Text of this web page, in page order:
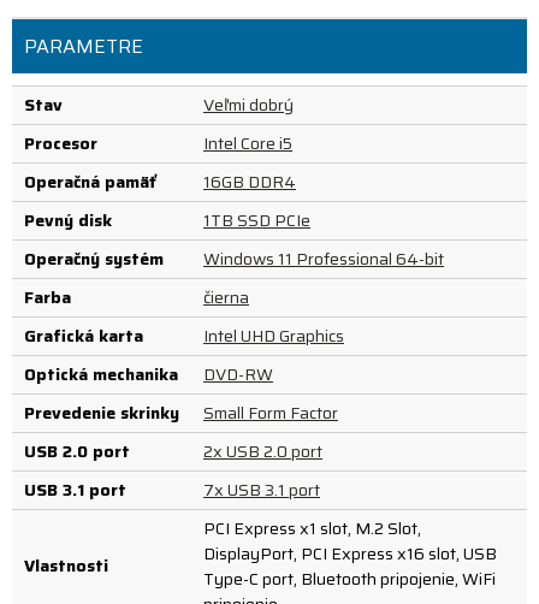
PARAMETRE
Stav
Veľmi dobrý
Procesor
Intel Core i5
Operačná pamäť
16GB DDR4
Pevný disk
1TB SSD PCIe
Operačný systém
Windows 11 Professional 64-bit
Farba
čierna
Grafická karta
Intel UHD Graphics
Optická mechanika
DVD-RW
Prevedenie skrinky
Small Form Factor
USB 2.0 port
2x USB 2.0 port
USB 3.1 port
7x USB 3.1 port
Vlastnosti
PCI Express x1 slot, M.2 Slot,
DisplayPort, PCI Express x16 slot, USB
Type-C port, Bluetooth pripojenie, WiFi